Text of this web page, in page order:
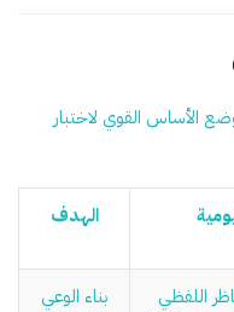
الأساس القوي لاختبار
الهدف
اللفظي
بناء الوعي